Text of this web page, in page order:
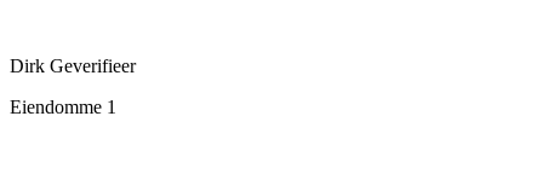
Dirk Geverifieer
Eiendomme 1